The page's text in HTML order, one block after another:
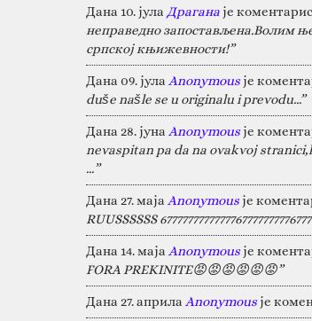
Дана 10. јула Драгана је
неправедно запостављена.Волим
српској књижевности!”
Дана 09. јула Anonymous је
duše našle se u originalu i prevodu...”
Дана 28. јуна Anonymous је
nevaspitan pa da na ovakvoj
…”
Дана 27. маја Anonymous је
RUUSSSSSS
Дана 14. маја Anonymous је
FORA PREKINITE😡😡😡😡😡😡”
Дана 27. априла Anonymous је